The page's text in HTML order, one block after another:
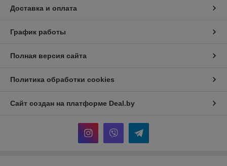
Доставка и оплата
График работы
Полная версия сайта
Политика обработки cookies
Сайт создан на платформе Deal.by